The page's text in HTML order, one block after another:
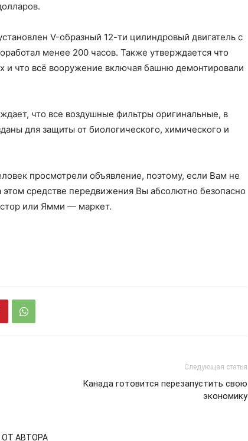
V-образный 12-ти цилиндровый двигатель с
менее 200 часов. Также утверждается что
и что всё вооружение включая башню демонтировали
что все воздушные фильтры оригинальные, в
для защиты от биологического, химического и
просмотрели объявление, поэтому, если Вам не
средстве передвижения Вы абсолютно безопасно
или Ямми — маркет.
Следующая статья
Канада готовится перезапустить свою
экономику
ОТ АВТОРА